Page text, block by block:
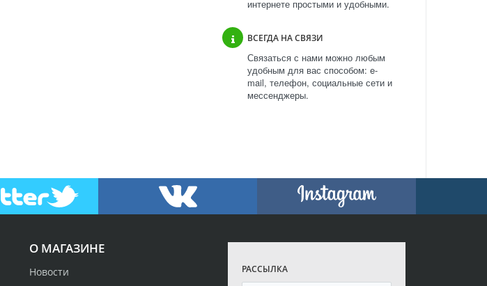
интернете простыми и удобными.
ВСЕГДА НА СВЯЗИ
Связаться с нами можно любым
удобным для вас способом: e-
mail, телефон, социальные сети и
мессенджеры.
О МАГАЗИНЕ
Новости
РАССЫЛКА